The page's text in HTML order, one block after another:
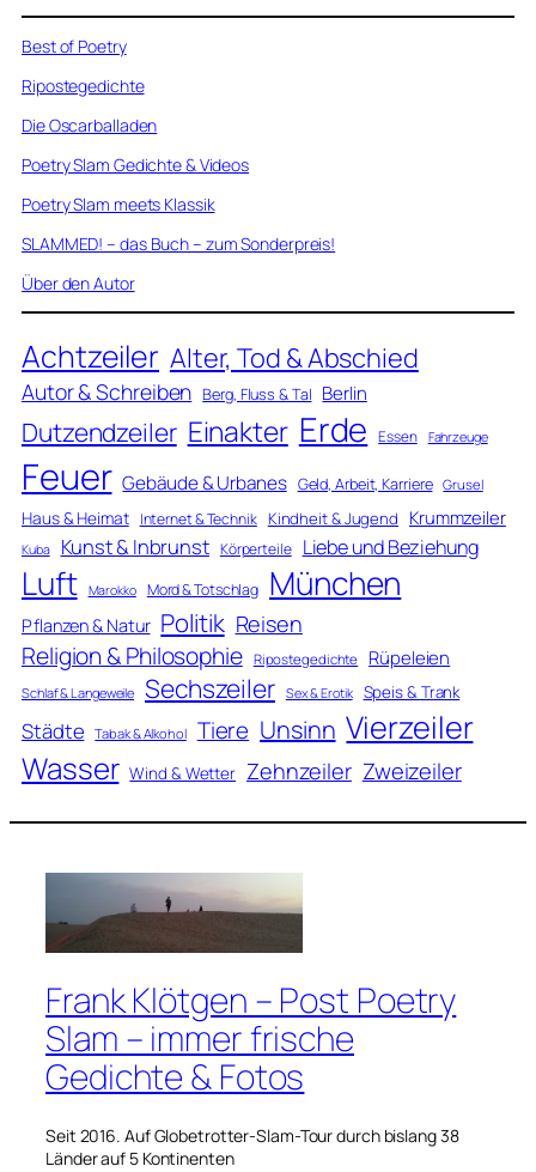
Best of Poetry
Ripostegedichte
Die Oscarballaden
Poetry Slam Gedichte & Videos
Poetry Slam meets Klassik
SLAMMED! – das Buch – zum Sonderpreis!
Über den Autor
Achtzeiler Alter, Tod & Abschied
Autor & Schreiben Berg, Fluss & Tal Berlin
Dutzendzeiler Einakter Erde Essen Fahrzeuge
Feuer Gebäude & Urbanes Geld, Arbeit, Karriere Grusel
Haus & Heimat Internet & Technik Kindheit & Jugend Krummzeiler
Kuba Kunst & Inbrunst Körperteile Liebe und Beziehung
Luft Marokko Mord & Totschlag München
Pflanzen & Natur Politik Reisen
Religion & Philosophie Ripostegedichte Rüpeleien
Schlaf & Langeweile Sechszeiler Sex & Erotik Speis & Trank
Städte Tabak & Alkohol Tiere Unsinn Vierzeiler
Wasser Wind & Wetter Zehnzeiler Zweizeiler
Frank Klötgen – Post Poetry
Slam – immer frische
Gedichte & Fotos
Seit 2016. Auf Globetrotter-Slam-Tour durch bislang 38
Länder auf 5 Kontinenten